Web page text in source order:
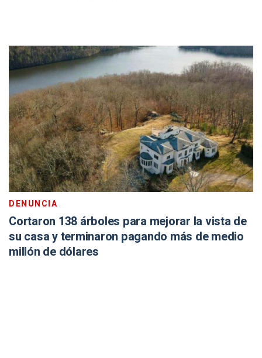
DENUNCIA
Cortaron 138 árboles para mejorar la vista de
su casa y terminaron pagando más de medio
millón de dólares